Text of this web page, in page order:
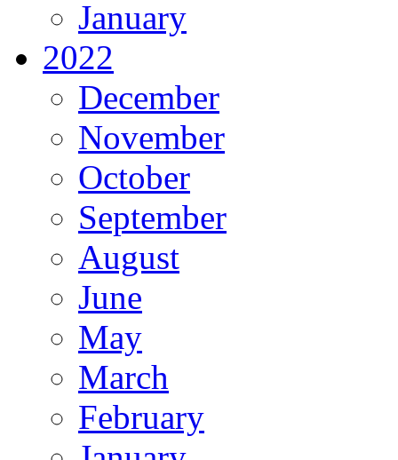
January
2022
December
November
October
September
August
June
May
March
February